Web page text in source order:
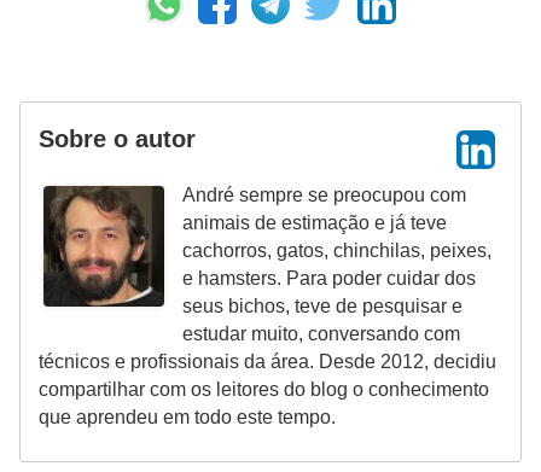
Sobre o autor
André sempre se preocupou com
animais de estimação e já teve
cachorros, gatos, chinchilas, peixes,
e hamsters. Para poder cuidar dos
seus bichos, teve de pesquisar e
estudar muito, conversando com
técnicos e profissionais da área. Desde 2012, decidiu
compartilhar com os leitores do blog o conhecimento
que aprendeu em todo este tempo.
e
n
t
a
i
R
é
p